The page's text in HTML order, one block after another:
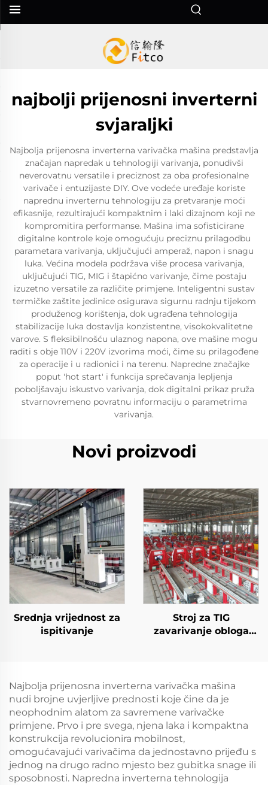
najbolji prijenosni inverterni
svjaraljki
Najbolja prijenosna inverterna varivačka mašina predstavlja
značajan napredak u tehnologiji varivanja, ponudivši
neverovatnu versatile i preciznost za oba profesionalne
varivače i entuzijaste DIY. Ove vodeće uređaje koriste
naprednu inverternu tehnologiju za pretvaranje moći
efikasnije, rezultirajući kompaktnim i laki dizajnom koji ne
kompromitira performanse. Mašina ima sofisticirane
digitalne kontrole koje omogućuju preciznu prilagodbu
parametara varivanja, uključujući amperaž, napon i snagu
luka. Većina modela podržava više procesa varivanja,
uključujući TIG, MIG i štapićno varivanje, čime postaju
izuzetno versatile za različite primjene. Inteligentni sustav
termičke zaštite jedinice osigurava sigurnu radnju tijekom
produženog korištenja, dok ugrađena tehnologija
stabilizacije luka dostavlja konzistentne, visokokvalitetne
varove. S fleksibilnošću ulaznog napona, ove mašine mogu
raditi s obje 110V i 220V izvorima moći, čime su prilagođene
za operacije i u radionici i na terenu. Napredne značajke
poput 'hot start' i funkcija sprečavanja lepljenja
poboljšavaju iskustvo varivanja, dok digitalni prikaz pruža
stvarnovremeno povratnu informaciju o parametrima
varivanja.
Novi proizvodi
Srednja vrijednost za
ispitivanje
Stroj za TIG
zavarivanje obloga
Najbolja prijenosna inverterna varivačka mašina
nudi brojne uvjerljive prednosti koje čine da je
neophodnim alatom za savremene varivačke
primjene. Prvo i pre svega, njena laka i kompaktna
konstrukcija revolucionira mobilnost,
omogućavajući varivačima da jednostavno prijeđu s
jednog na drugo radno mjesto bez gubitka snage ili
sposobnosti. Napredna inverterna tehnologija